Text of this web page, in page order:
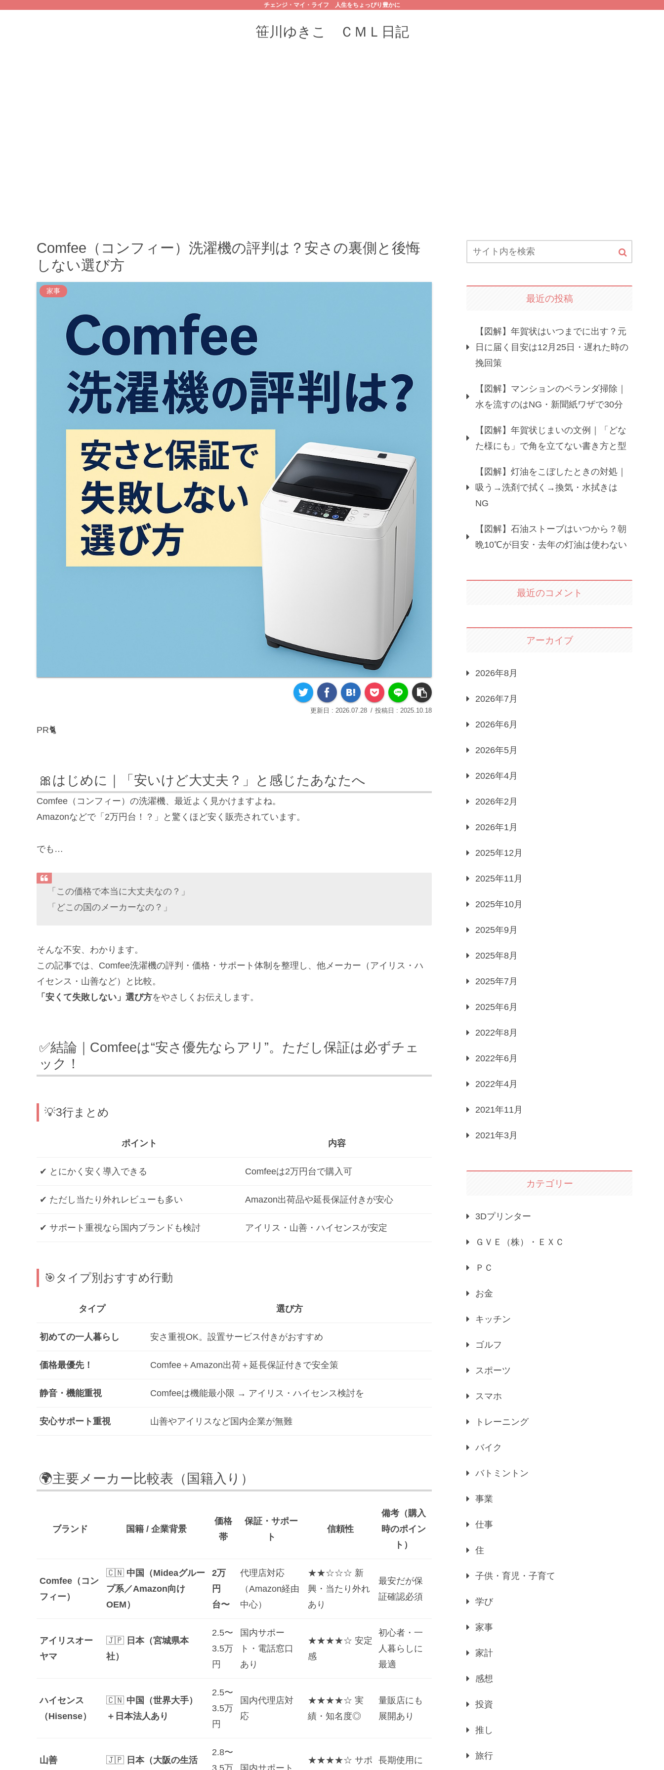
チェンジ・マイ・ライフ 人生をちょっぴり豊かに
笹川ゆきこ ＣＭＬ日記
Comfee（コンフィー）洗濯機の評判は？安さの裏側と後悔
しない選び方
家事
2026.07.28 2025.10.18
PR🐈
🎀はじめに｜「安いけど大丈夫？」と感じたあなたへ
Comfee（コンフィー）の洗濯機、最近よく見かけますよね。
Amazonなどで「2万円台！？」と驚くほど安く販売されています。
でも…
「この価格で本当に大丈夫なの？」
「どこの国のメーカーなの？」
そんな不安、わかります。
この記事では、Comfee洗濯機の評判・価格・サポート体制を整理し、他メーカー（アイリス・ハ
イセンス・山善など）と比較。
「安くて失敗しない」選び方をやさしくお伝えします。
✅結論｜Comfeeは“安さ優先ならアリ”。ただし保証は必ずチェ
ック！
💡3行まとめ
ポイント 内容
✔ とにかく安く導入できる Comfeeは2万円台で購入可
✔ ただし当たり外れレビューも多い Amazon出荷品や延長保証付きが安心
✔ サポート重視なら国内ブランドも検討 アイリス・山善・ハイセンスが安定
🎯タイプ別おすすめ行動
タイプ 選び方
初めての一人暮らし 安さ重視OK。設置サービス付きがおすすめ
価格最優先！ Comfee＋Amazon出荷＋延長保証付きで安全策
静音・機能重視 Comfeeは機能最小限 → アイリス・ハイセンス検討を
安心サポート重視 山善やアイリスなど国内企業が無難
🌍主要メーカー比較表（国籍入り）
ブランド 国籍 / 企業背景
価格
帯
保証・サポー
ト
信頼性
備考（購入
時のポイン
ト）
Comfee（コン
フィー）
🇨🇳 中国（Mideaグルー
プ系／Amazon向け
OEM）
2万
円
台〜
代理店対応
（Amazon経由
中心）
★★☆☆☆ 新
興・当たり外れ
あり
最安だが保
証確認必須
アイリスオー
ヤマ
🇯🇵 日本（宮城県本
社）
2.5〜
3.5万
円
国内サポー
ト・電話窓口
あり
★★★★☆ 安定
感
初心者・一
人暮らしに
最適
ハイセンス
（Hisense）
🇨🇳 中国（世界大手）
＋日本法人あり
2.5〜
3.5万
円
国内代理店対
応
★★★★☆ 実
績・知名度◎
量販店にも
展開あり
山善 🇯🇵 日本（大阪の生活
2.8〜
3.5万
国内サポート
★★★★☆ サポ 長期使用に
最近の投稿
【図解】年賀状はいつまでに出す？元
日に届く目安は12月25日・遅れた時の
挽回策
【図解】マンションのベランダ掃除｜
水を流すのはNG・新聞紙ワザで30分
【図解】年賀状じまいの文例｜「どな
た様にも」で角を立てない書き方と型
【図解】灯油をこぼしたときの対処｜
吸う→洗剤で拭く→換気・水拭きは
NG
【図解】石油ストーブはいつから？朝
晩10℃が目安・去年の灯油は使わない
最近のコメント
アーカイブ
2026年8月
2026年7月
2026年6月
2026年5月
2026年4月
2026年2月
2026年1月
2025年12月
2025年11月
2025年10月
2025年9月
2025年8月
2025年7月
2025年6月
2022年8月
2022年6月
2022年4月
2021年11月
2021年3月
カテゴリー
3Dプリンター
ＧＶＥ（株）・ＥＸＣ
ＰＣ
お金
キッチン
ゴルフ
スポーツ
スマホ
トレーニング
バイク
バトミントン
事業
仕事
住
子供・育児・子育て
学び
家事
家計
感想
投資
推し
旅行